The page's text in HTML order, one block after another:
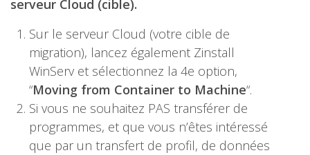
serveur Cloud (cible).
Sur le serveur Cloud (votre cible de
migration), lancez également Zinstall
WinServ et sélectionnez la 4e option,
“Moving from Container to Machine“.
Si vous ne souhaitez PAS transférer de
programmes, et que vous n’êtes intéressé
que par un transfert de profil, de données